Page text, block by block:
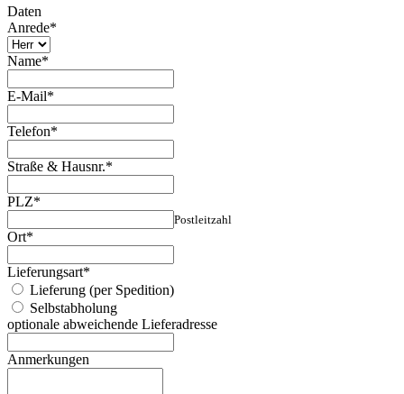
Daten
Anrede*
Name*
E-Mail*
Telefon*
Straße & Hausnr.*
PLZ*
Postleitzahl
Ort*
Lieferungsart*
Lieferung (per Spedition)
Selbstabholung
optionale abweichende Lieferadresse
Anmerkungen